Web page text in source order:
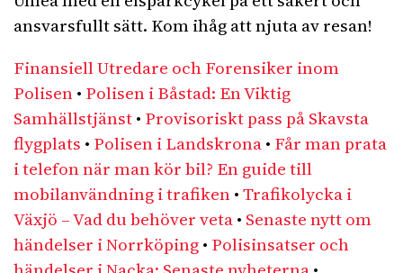
ansvarsfullt sätt. Kom ihåg att njuta av resan!
Finansiell Utredare och Forensiker inom
Polisen• Polisen i Båstad: En Viktig
Samhällstjänst• Provisoriskt pass på Skavsta
flygplats • Polisen i Landskrona• Får man prata
i telefon när man kör bil? En guide till
mobilanvändning i trafiken•Trafikolycka i
Växjö – Vad du behöver veta• Senaste nytt om
händelser i Norrköping• Polisinsatser och